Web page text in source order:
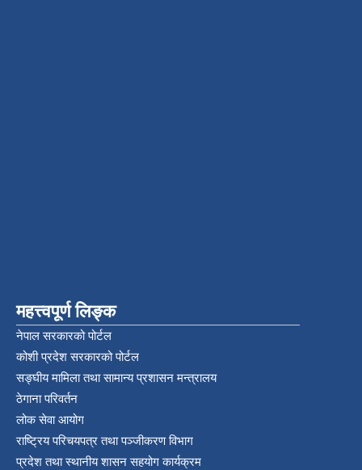
महत्त्वपूर्ण लिङ्क
नेपाल सरकारको पोर्टल
कोशी प्रदेश सरकारको पोर्टल
सङ्‍घीय मामिला तथा सामान्य प्रशासन मन्त्रालय
ठेगाना परिवर्तन
लोक सेवा आयोग
राष्ट्रिय परिचयपत्र तथा पञ्‍जीकरण विभाग
प्रदेश तथा स्थानीय शासन सहयोग कार्यक्रम